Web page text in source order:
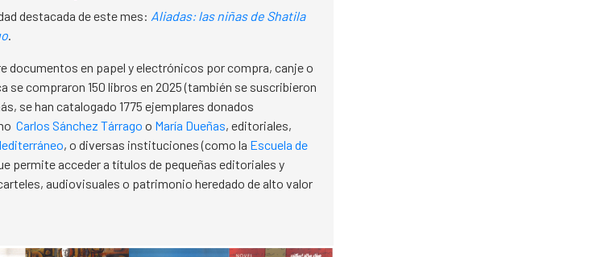
destacada de este mes: Aliadas: las niñas de Shatila
.
documentos en papel y electrónicos por compra, canje o
se compraron 150 libros en 2025 (también se suscribieron
se han catalogado 1775 ejemplares donados
Carlos Sánchez Tárrago o María Dueñas, editoriales,
, o diversas instituciones (como la Escuela de
permite acceder a títulos de pequeñas editoriales y
audiovisuales o patrimonio heredado de alto valor